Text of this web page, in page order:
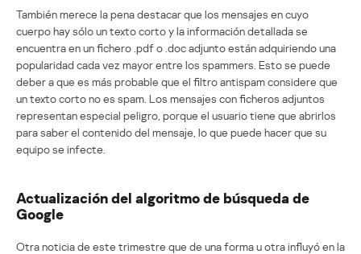
También merece la pena destacar que los mensajes en cuyo
cuerpo hay sólo un texto corto y la información detallada se
encuentra en un fichero .pdf o .doc adjunto están adquiriendo una
popularidad cada vez mayor entre los spammers. Esto se puede
deber a que es más probable que el filtro antispam considere que
un texto corto no es spam. Los mensajes con ficheros adjuntos
representan especial peligro, porque el usuario tiene que abrirlos
para saber el contenido del mensaje, lo que puede hacer que su
equipo se infecte.
Actualización del algoritmo de búsqueda de
Google
Otra noticia de este trimestre que de una forma u otra influyó en la